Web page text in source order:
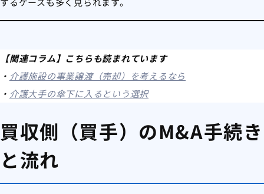
【関連コラム】こちらも読まれています
・ 介護施設の事業譲渡（売却）を考えるなら
・ 介護大手の傘下に入るという選択
買収側（買手）のM&A手続き
と流れ